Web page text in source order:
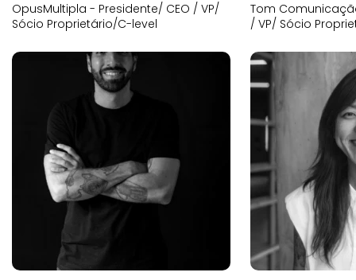
OpusMultipla - Presidente/ CEO / VP/
Sócio Proprietário/C-level
Tom
/ VP/ Sócio